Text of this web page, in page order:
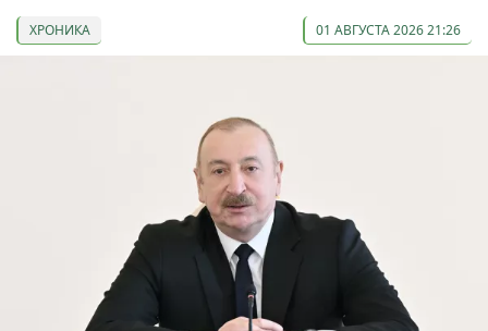
ХРОНИКА 01 АВГУСТА 2026 21:26